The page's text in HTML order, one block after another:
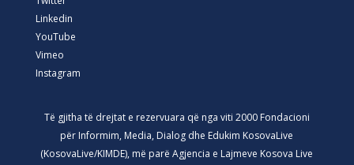
Linkedin
YouTube
Vimeo
Instagram
Të gjitha të drejtat e rezervuara që nga viti 2000 Fondacioni
për Informim, Media, Dialog dhe Edukim KosovaLive
(KosovaLive/KIMDE), më parë Agjencia e Lajmeve Kosova Live